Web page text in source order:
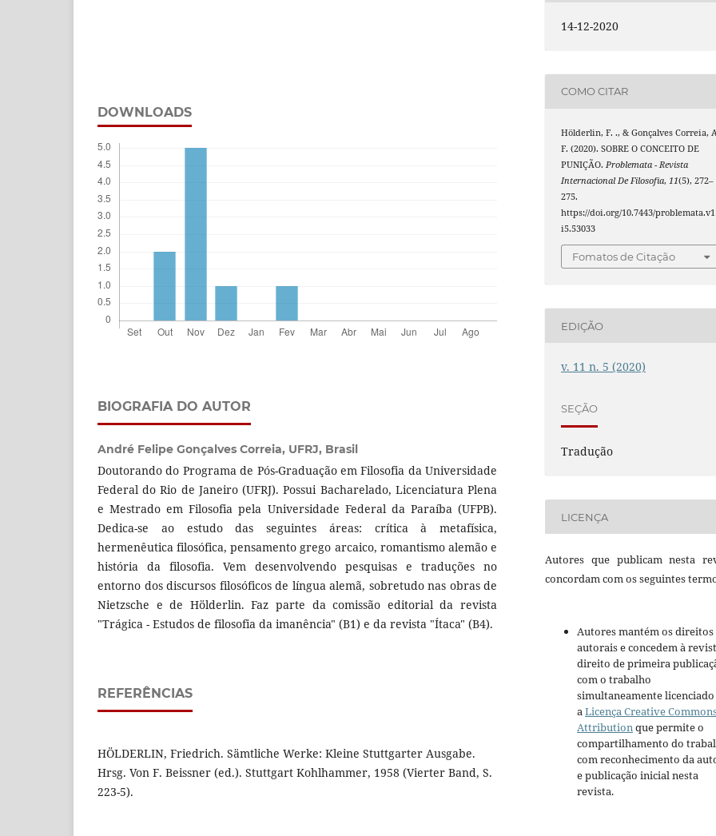
DOWNLOADS
BIOGRAFIA DO AUTOR
André Felipe Gonçalves Correia, UFRJ, Brasil
Doutorando do Programa de Pós-Graduação em Filosofia da Universidade
Federal do Rio de Janeiro (UFRJ). Possui Bacharelado, Licenciatura Plena
e Mestrado em Filosofia pela Universidade Federal da Paraíba (UFPB).
Dedica-se ao estudo das seguintes áreas: crítica à metafísica,
hermenêutica filosófica, pensamento grego arcaico, romantismo alemão e
história da filosofia. Vem desenvolvendo pesquisas e traduções no
entorno dos discursos filosóficos de língua alemã, sobretudo nas obras de
Nietzsche e de Hölderlin. Faz parte da comissão editorial da revista
"Trágica - Estudos de filosofia da imanência" (B1) e da revista "Ítaca" (B4).
REFERÊNCIAS
HÖLDERLIN, Friedrich. Sämtliche Werke: Kleine Stuttgarter Ausgabe.
Hrsg. Von F. Beissner (ed.). Stuttgart Kohlhammer, 1958 (Vierter Band, S.
223-5).
14-12-2020
COMO CITAR
Hölderlin, F. ., & Gonçalves Correia,
F. (2020). SOBRE O CONCEITO DE
PUNIÇÃO. Problemata - Revista
Internacional De Filosofia, 11(5), 272–
275.
https://doi.org/10.7443/
i5.53033
Fomatos de Citação
EDIÇÃO
v. 11 n. 5 (2020)
SEÇÃO
Tradução
LICENÇA
Autores que publicam nesta
concordam com os seguintes
Autores mantém os direitos
autorais e concedem à
direito de primeira
com o trabalho
simultaneamente
aLicença Creative
Attributionque permite o
compartilhamento do
com reconhecimento da
e publicação inicial nesta
revista.